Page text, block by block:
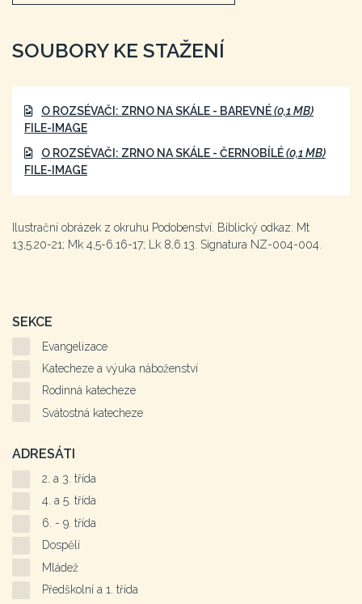
SOUBORY KE STAŽENÍ
O ROZSÉVAČI: ZRNO NA SKÁLE - BAREVNÉ(0,1 MB)
FILE-IMAGE
O ROZSÉVAČI: ZRNO NA SKÁLE - ČERNOBÍLÉ(0,1 MB)
FILE-IMAGE
Ilustrační obrázek z okruhu Podobenství. Biblický odkaz: Mt
13,5.20-21; Mk 4,5-6.16-17; Lk 8,6.13. Signatura NZ-004-004.
SEKCE
Evangelizace
Katecheze a výuka náboženství
Rodinná katecheze
Svátostná katecheze
ADRESÁTI
2. a 3. třída
4. a 5. třída
6. - 9. třída
Dospělí
Mládež
Předškolní a 1. třída